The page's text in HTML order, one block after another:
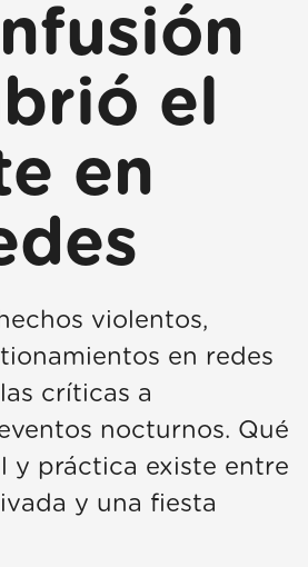
el
en
violentos,
en redes
críticas a
nocturnos. Qué
y práctica existe entre
y una fiesta